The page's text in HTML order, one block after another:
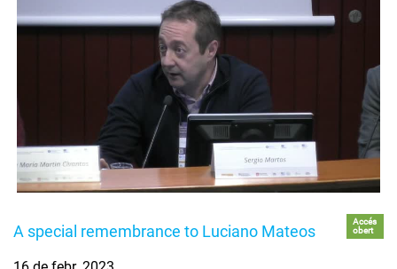
A special remembrance to Luciano Mateos
Accés
obert